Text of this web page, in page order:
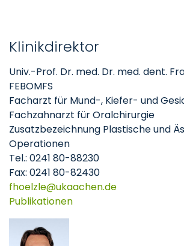
Klinikdirektor
Univ.-Prof. Dr. med. Dr. med. dent.
FEBOMFS
Facharzt für Mund-, Kiefer- und
Fachzahnarzt für Oralchirurgie
Zusatzbezeichnung Plastische und
Operationen
Tel.: 0241 80-88230
Fax: 0241 80-82430
fhoelzle
ukaachende
Publikationen